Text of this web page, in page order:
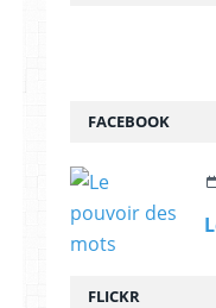
FACEBOOK
FLICKR